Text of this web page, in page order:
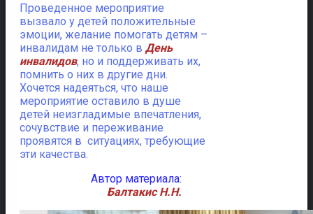
Проведенное мероприятие
вызвало у детей положительные
эмоции, желание помогать детям –
инвалидам не только в День
инвалидов, но и поддерживать их,
помнить о них в другие дни.
Хочется надеяться, что наше
мероприятие оставило в душе
детей неизгладимые впечатления,
сочувствие и переживание
проявятся в ситуациях, требующие
эти качества.
Автор материала:
Балтакис Н.Н.